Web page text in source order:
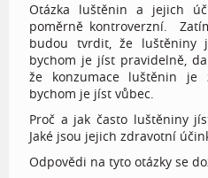
Otázka luštěnin a jejich
poměrně kontroverzní.
budou tvrdit, že luštěniny
bychom je jíst pravidelně,
že konzumace luštěnin je
bychom je jíst vůbec.
Proč a jak často luštěniny
Jaké jsou jejich zdravotní
Odpovědi na tyto otázky se